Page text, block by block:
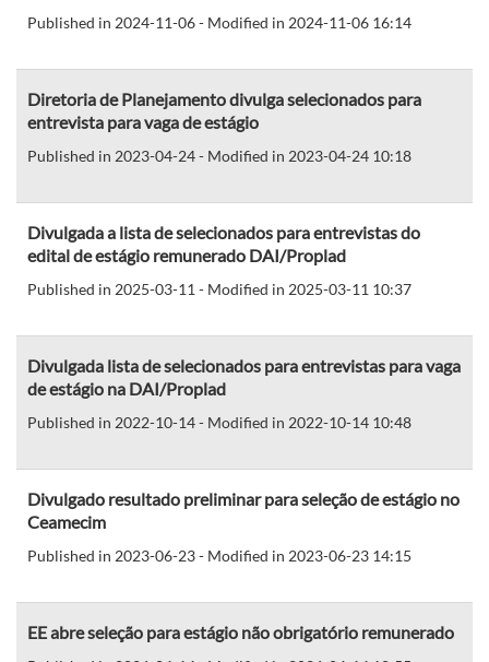
Published in 2024-11-06 - Modified in 2024-11-06 16:14
Diretoria de Planejamento divulga selecionados para
entrevista para vaga de estágio
Published in 2023-04-24 - Modified in 2023-04-24 10:18
Divulgada a lista de selecionados para entrevistas do
edital de estágio remunerado DAI/Proplad
Published in 2025-03-11 - Modified in 2025-03-11 10:37
Divulgada lista de selecionados para entrevistas para vaga
de estágio na DAI/Proplad
Published in 2022-10-14 - Modified in 2022-10-14 10:48
Divulgado resultado preliminar para seleção de estágio no
Ceamecim
Published in 2023-06-23 - Modified in 2023-06-23 14:15
EE abre seleção para estágio não obrigatório remunerado